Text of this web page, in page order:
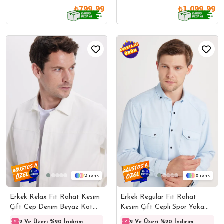
₺799,99 ₺1.099,99
2
Erkek Relax Fit Rahat Kesim
Çift Cep Denim Beyaz Kot
Mont Gömlek
2 Ve Üzeri %20 İndirim 2 Ve Üzeri %20 İndirim
8
Erkek Regular Fit Rahat
Kesim Çift Cepli Spor Yaka
Denim Mavi Gömlek
2 Ve Üzeri %20 İndirim